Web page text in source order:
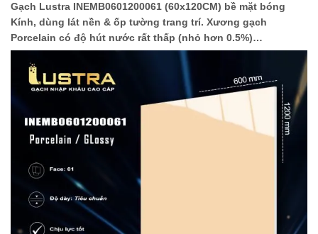
Gạch Lustra INEMB0601200061 (60x120CM) bề mặt bóng
Kính, dùng lát nền & ốp tường trang trí. Xương gạch
Porcelain có độ hút nước rất thấp (nhỏ hơn 0.5%)…